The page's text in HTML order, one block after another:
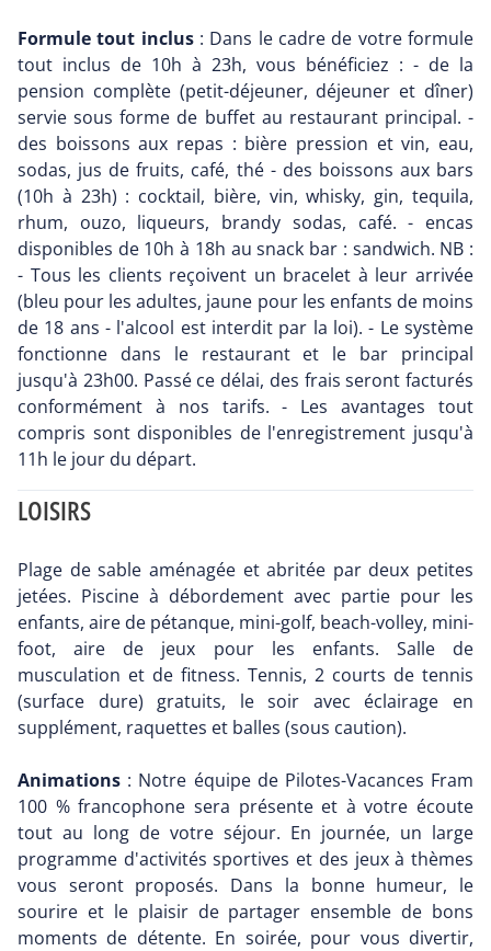
Formule tout inclus: Dans le cadre de votre formule
tout inclus de 10h à 23h, vous bénéficiez : - de la
pension complète (petit-déjeuner, déjeuner et dîner)
servie sous forme de buffet au restaurant principal. -
des boissons aux repas : bière pression et vin, eau,
sodas, jus de fruits, café, thé - des boissons aux bars
(10h à 23h) : cocktail, bière, vin, whisky, gin, tequila,
rhum, ouzo, liqueurs, brandy sodas, café. - encas
disponibles de 10h à 18h au snack bar : sandwich. NB :
- Tous les clients reçoivent un bracelet à leur arrivée
(bleu pour les adultes, jaune pour les enfants de moins
de 18 ans - l'alcool est interdit par la loi). - Le système
fonctionne dans le restaurant et le bar principal
jusqu'à 23h00. Passé ce délai, des frais seront facturés
conformément à nos tarifs. - Les avantages tout
compris sont disponibles de l'enregistrement jusqu'à
11h le jour du départ.
LOISIRS
Plage de sable aménagée et abritée par deux petites
jetées. Piscine à débordement avec partie pour les
enfants, aire de pétanque, mini-golf, beach-volley, mini-
foot, aire de jeux pour les enfants. Salle de
musculation et de fitness. Tennis, 2 courts de tennis
(surface dure) gratuits, le soir avec éclairage en
supplément, raquettes et balles (sous caution).
Animations : Notre équipe de Pilotes-Vacances Fram
100 % francophone sera présente et à votre écoute
tout au long de votre séjour. En journée, un large
programme d'activités sportives et des jeux à thèmes
vous seront proposés. Dans la bonne humeur, le
sourire et le plaisir de partager ensemble de bons
moments de détente. En soirée, pour vous divertir,